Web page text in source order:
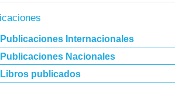
Publicaciones Internacionales
Publicaciones Nacionales
Libros publicados